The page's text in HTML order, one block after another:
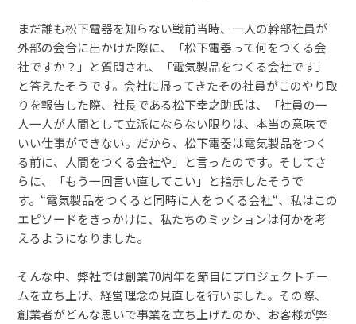
まだ誰も松下電器を知らない戦前当時、一人の幹部社員が
外部の会合に出かけた際に、「松下電器って何をつくる会
社ですか？」と質問され、「電気製品をつくる会社です」
と答えたそうです。会社に帰ってきたその社員がこのやり取
りを報告した際、社長である松下幸之助氏は、「社員の一
人一人が人間として立派にならない限りは、本当の意味で
いい仕事ができない。だから、松下電器は電気製品をつく
る前に、人間をつくる会社や」と言ったのです。そしてさ
らに、「もう一回言い直してこい」と指示したそうで
す。“電気製品をつくると同時に人をつくる会社“、私はこの
エピソードをきっかけに、私たちのミッションは何かを考
えるようになりました。
そんな中、弊社では創業70周年を節目にプロジェクトチー
ムを立ち上げ、経営理念の見直しを行いました。その際、
創業者がどんな思いで事業を立ち上げたのか、お客様が弊